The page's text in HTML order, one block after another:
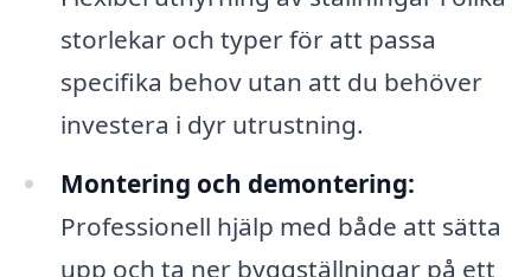
storlekar och typer för att passa
specifika behov utan att du behöver
investera i dyr utrustning.
Montering och demontering:
Professionell hjälp med både att sätta
upp och ta ner byggställningar på ett